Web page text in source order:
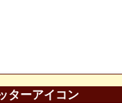
ターアイコン